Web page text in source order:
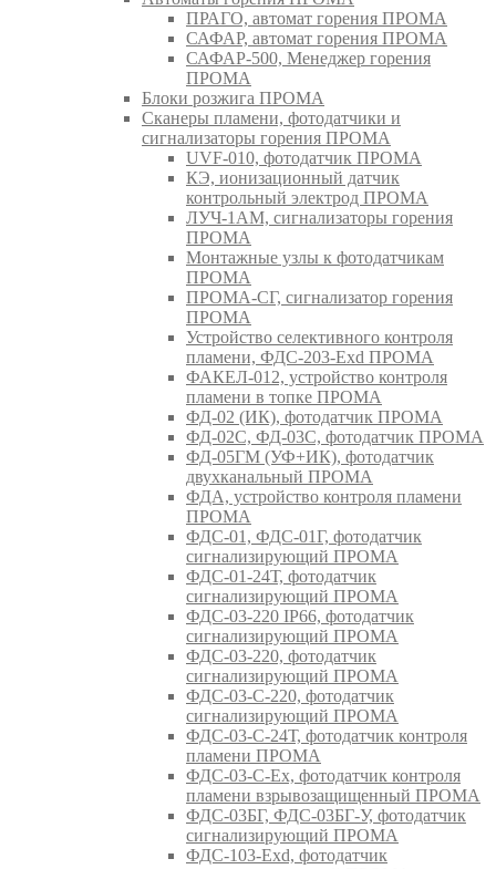
ПРАГО, автомат горения ПРОМА
САФАР, автомат горения ПРОМА
САФАР-500, Менеджер горения
ПРОМА
Блоки розжига ПРОМА
Сканеры пламени, фотодатчики и
сигнализаторы горения ПРОМА
UVF-010, фотодатчик ПРОМА
КЭ, ионизационный датчик
контрольный электрод ПРОМА
ЛУЧ-1АМ, сигнализаторы горения
ПРОМА
Монтажные узлы к фотодатчикам
ПРОМА
ПРОМА-СГ, сигнализатор горения
ПРОМА
Устройство селективного контроля
пламени, ФДС-203-Exd ПРОМА
ФАКЕЛ-012, устройство контроля
пламени в топке ПРОМА
ФД-02 (ИК), фотодатчик ПРОМА
ФД-02С, ФД-03С, фотодатчик ПРОМА
ФД-05ГМ (УФ+ИК), фотодатчик
двухканальный ПРОМА
ФДА, устройство контроля пламени
ПРОМА
ФДС-01, ФДС-01Г, фотодатчик
сигнализирующий ПРОМА
ФДС-01-24Т, фотодатчик
сигнализирующий ПРОМА
ФДС-03-220 IP66, фотодатчик
сигнализирующий ПРОМА
ФДС-03-220, фотодатчик
сигнализирующий ПРОМА
ФДС-03-С-220, фотодатчик
сигнализирующий ПРОМА
ФДС-03-С-24Т, фотодатчик контроля
пламени ПРОМА
ФДС-03-С-Ex, фотодатчик контроля
пламени взрывозащищенный ПРОМА
ФДС-03БГ, ФДС-03БГ-У, фотодатчик
сигнализирующий ПРОМА
ФДС-103-Ехd, фотодатчик